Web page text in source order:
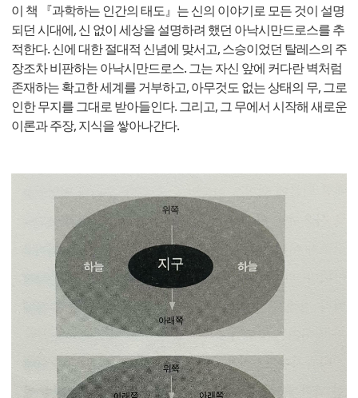
이 책 『과학하는 인간의 태도』는 신의 이야기로 모든 것이 설명
되던 시대에, 신 없이 세상을 설명하려 했던 아낙시만드로스를 추
적한다. 신에 대한 절대적 신념에 맞서고, 스승이었던 탈레스의 주
장조차 비판하는 아낙시만드로스. 그는 자신 앞에 커다란 벽처럼
존재하는 확고한 세계를 거부하고, 아무것도 없는 상태의 무, 그로
인한 무지를 그대로 받아들인다. 그리고, 그 무에서 시작해 새로운
이론과 주장, 지식을 쌓아나간다.